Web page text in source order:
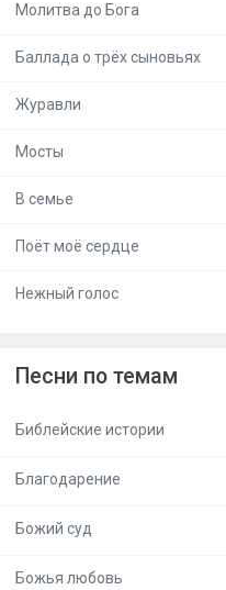
Молитва до Бога
Баллада о трёх сыновьях
Журавли
Мосты
В семье
Поёт моё сердце
Нежный голос
Песни по темам
Библейские истории
Благодарение
Божий суд
Божья любовь